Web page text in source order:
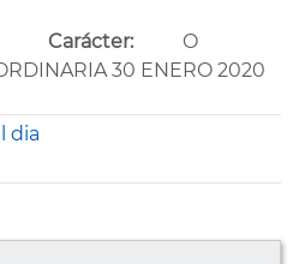
Carácter:
O
30 ENERO 2020
dia